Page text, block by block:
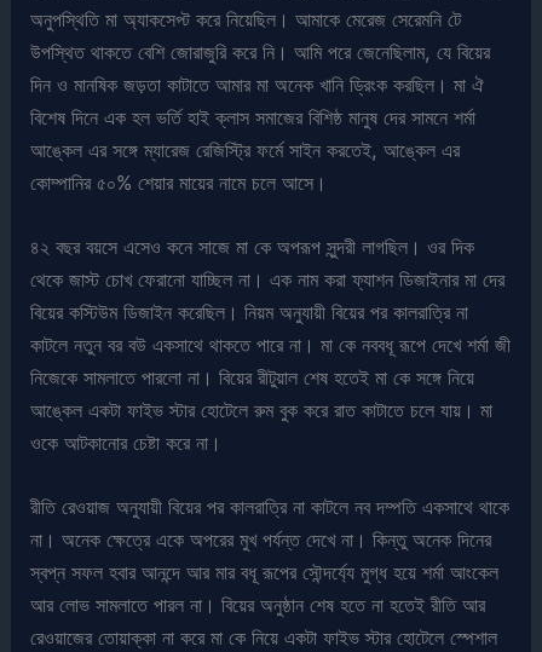
অনুপস্থিতি মা অ্যাকসেপ্ট করে নিয়েছিল। আমাকে মেরেজ সেরেমনি টে
উপস্থিত থাকতে বেশি জোরাজুরি করে নি। আমি পরে জেনেছিলাম, যে বিয়ের
দিন ও মানষিক জড়তা কাটাতে আমার মা অনেক খানি ড্রিংক করছিল। মা ঐ
বিশেষ দিনে এক হল ভর্তি হাই ক্লাস সমাজের বিশিষ্ঠ মানুষ দের সামনে শর্মা
আঙ্কেল এর সঙ্গে ম্যারেজ রেজিস্ট্রি ফর্মে সাইন করতেই, আঙ্কেল এর
কোম্পানির ৫০% শেয়ার মায়ের নামে চলে আসে।
৪২ বছর বয়সে এসেও কনে সাজে মা কে অপরূপ সুন্দরী লাগছিল। ওর দিক
থেকে জাস্ট চোখ ফেরানো যাচ্ছিল না। এক নাম করা ফ্যাশন ডিজাইনার মা দের
বিয়ের কস্টিউম ডিজাইন করেছিল। নিয়ম অনুযায়ী বিয়ের পর কালরাত্রি না
কাটলে নতুন বর বউ একসাথে থাকতে পারে না। মা কে নববধূ রূপে দেখে শর্মা জী
নিজেকে সামলাতে পারলো না। বিয়ের রীটুয়াল শেষ হতেই মা কে সঙ্গে নিয়ে
আঙ্কেল একটা ফাইভ স্টার হোটেলে রুম বুক করে রাত কাটাতে চলে যায়। মা
ওকে আটকানোর চেষ্টা করে না।
রীতি রেওয়াজ অনুযায়ী বিয়ের পর কালরাত্রি না কাটলে নব দম্পতি একসাথে থাকে
না। অনেক ক্ষেত্রে একে অপরের মুখ পর্যন্ত দেখে না। কিন্তু অনেক দিনের
স্বপ্ন সফল হবার আনন্দে আর মার বধূ রূপের সৌন্দর্য্যে মুগ্ধ হয়ে শর্মা আংকেল
আর লোভ সামলাতে পারল না। বিয়ের অনুষ্ঠান শেষ হতে না হতেই রীতি আর
রেওয়াজের তোয়াক্কা না করে মা কে নিয়ে একটা ফাইভ স্টার হোটেলে স্পেশাল